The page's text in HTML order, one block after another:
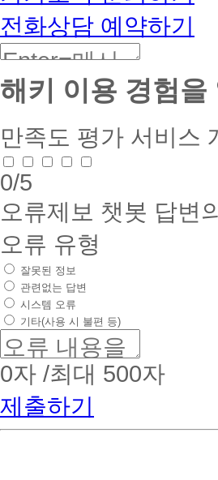
전화상담 예약하기
해키 이용 경험을
만족도 평가 서비스
0/5
오류제보 챗봇 답변
오류 유형
잘못된 정보
관련없는 답변
시스템 오류
기타(사용 시 불편 등)
0자 /최대 500자
제출하기